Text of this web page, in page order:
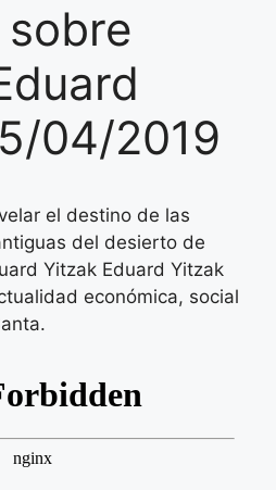
04/2019
el destino de las
del desierto de
Yitzak Eduard Yitzak
económica, social